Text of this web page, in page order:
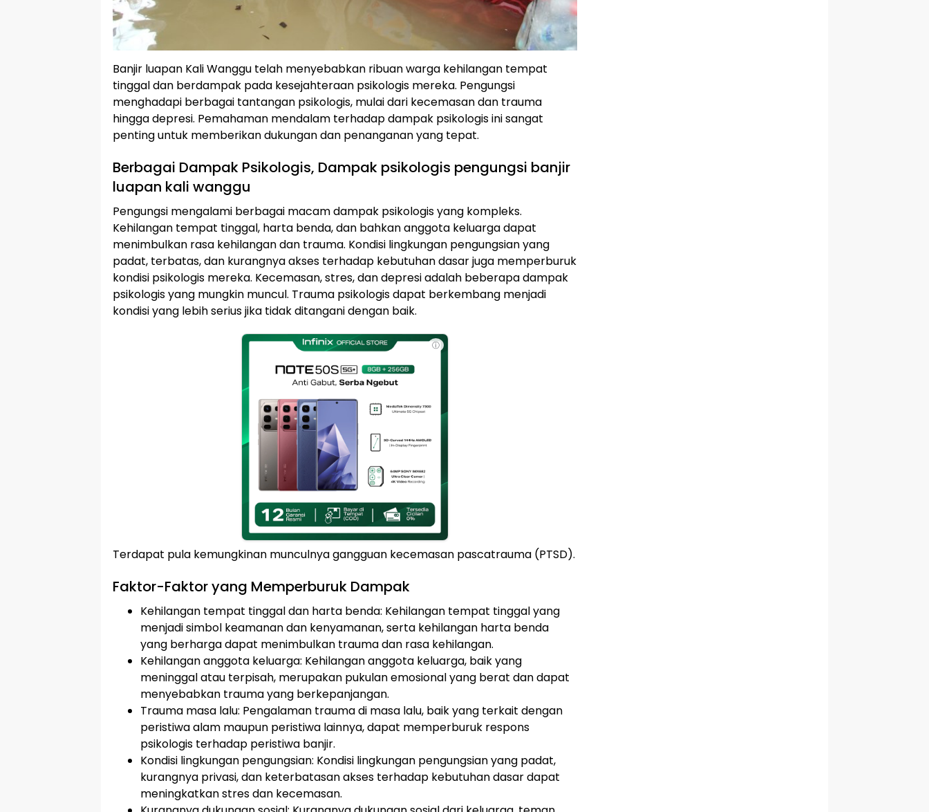
Banjir luapan Kali Wanggu telah menyebabkan ribuan warga kehilangan tempat
tinggal dan berdampak pada kesejahteraan psikologis mereka. Pengungsi
menghadapi berbagai tantangan psikologis, mulai dari kecemasan dan trauma
hingga depresi. Pemahaman mendalam terhadap dampak psikologis ini sangat
penting untuk memberikan dukungan dan penanganan yang tepat.
Berbagai Dampak Psikologis, Dampak psikologis pengungsi banjir
luapan kali wanggu
Pengungsi mengalami berbagai macam dampak psikologis yang kompleks.
Kehilangan tempat tinggal, harta benda, dan bahkan anggota keluarga dapat
menimbulkan rasa kehilangan dan trauma. Kondisi lingkungan pengungsian yang
padat, terbatas, dan kurangnya akses terhadap kebutuhan dasar juga memperburuk
kondisi psikologis mereka. Kecemasan, stres, dan depresi adalah beberapa dampak
psikologis yang mungkin muncul. Trauma psikologis dapat berkembang menjadi
kondisi yang lebih serius jika tidak ditangani dengan baik.
ⓘ
Terdapat pula kemungkinan munculnya gangguan kecemasan pascatrauma (PTSD).
Faktor-Faktor yang Memperburuk Dampak
Kehilangan tempat tinggal dan harta benda: Kehilangan tempat tinggal yang
menjadi simbol keamanan dan kenyamanan, serta kehilangan harta benda
yang berharga dapat menimbulkan trauma dan rasa kehilangan.
Kehilangan anggota keluarga: Kehilangan anggota keluarga, baik yang
meninggal atau terpisah, merupakan pukulan emosional yang berat dan dapat
menyebabkan trauma yang berkepanjangan.
Trauma masa lalu: Pengalaman trauma di masa lalu, baik yang terkait dengan
peristiwa alam maupun peristiwa lainnya, dapat memperburuk respons
psikologis terhadap peristiwa banjir.
Kondisi lingkungan pengungsian: Kondisi lingkungan pengungsian yang padat,
kurangnya privasi, dan keterbatasan akses terhadap kebutuhan dasar dapat
meningkatkan stres dan kecemasan.